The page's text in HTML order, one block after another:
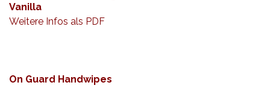
Vanilla
Weitere Infos als PDF
On Guard Handwipes